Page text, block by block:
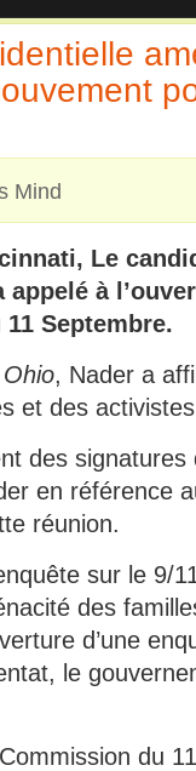
Mind
Le
à
Septembre.
, Nader a
et des
des signatures
en référence
réunion.
sur le 9/
des
d’une
le
du